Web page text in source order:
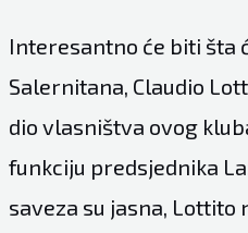
Interesantno će biti šta
Salernitana, Claudio
dio vlasništva ovog
funkciju predsjednika
saveza su jasna, Lottito